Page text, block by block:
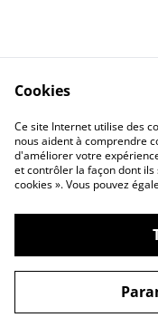
Contactez-
Politique de
©2026Créa Mout
Cookies
Ce site Internet utilise des
nous aident à comprendre
d'améliorer votre
et contrôler la façon dont
cookies ». Vous pouvez